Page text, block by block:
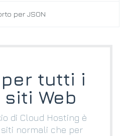
per JSON
tutti i
Web
di Cloud Hosting è
normali che per